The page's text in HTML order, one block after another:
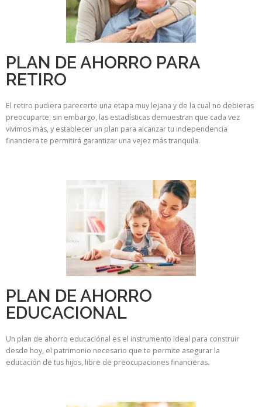
PLAN DE AHORRO PARA
RETIRO
El retiro pudiera parecerte una etapa muy lejana y de la cual no debieras
preocuparte, sin embargo, las estadísticas demuestran que cada vez
vivimos más, y establecer un plan para alcanzar tu independencia
financiera te permitirá garantizar una vejez más tranquila.
PLAN DE AHORRO
EDUCACIONAL
Un plan de ahorro educaciónal es el instrumento ideal para construir
desde hoy, el patrimonio necesario que te permite asegurar la
educación de tus hijos, libre de preocupaciones financieras.